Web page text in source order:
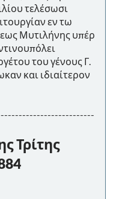
τελέσωσι
εν τω
Μυτιλήνης υπέρ
του γένους Γ.
και ιδιαίτερον
Τρίτης